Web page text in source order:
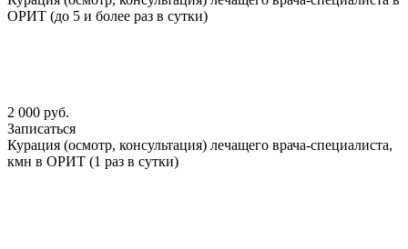
ОРИТ (до 5 и более раз в сутки)
2 000 руб.
Записаться
Курация (осмотр, консультация) лечащего врача-специалиста,
кмн в ОРИТ (1 раз в сутки)